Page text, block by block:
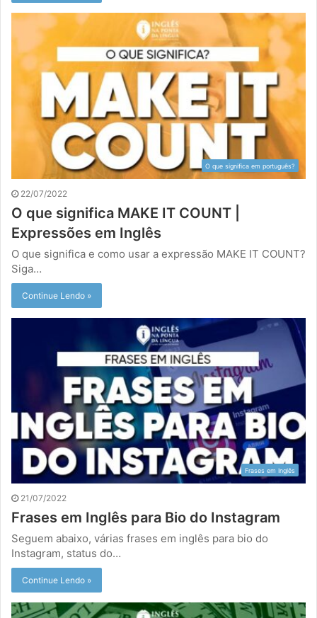
O que significa em português?
22/07/2022
O que significa MAKE IT COUNT |
Expressões em Inglês
O que significa e como usar a expressão MAKE IT COUNT?
Siga…
Continue Lendo »
Frases em Inglês
21/07/2022
Frases em Inglês para Bio do Instagram
Seguem abaixo, várias frases em inglês para bio do
Instagram, status do…
Continue Lendo »